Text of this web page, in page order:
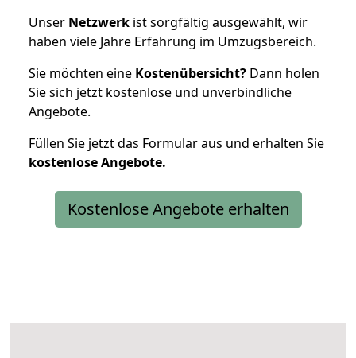
Unser Netzwerk ist sorgfältig ausgewählt, wir
haben viele Jahre Erfahrung im Umzugsbereich.
Sie möchten eine Kostenübersicht? Dann holen
Sie sich jetzt kostenlose und unverbindliche
Angebote.
Füllen Sie jetzt das Formular aus und erhalten Sie
kostenloseAngebote.
Kostenlose Angebote erhalten